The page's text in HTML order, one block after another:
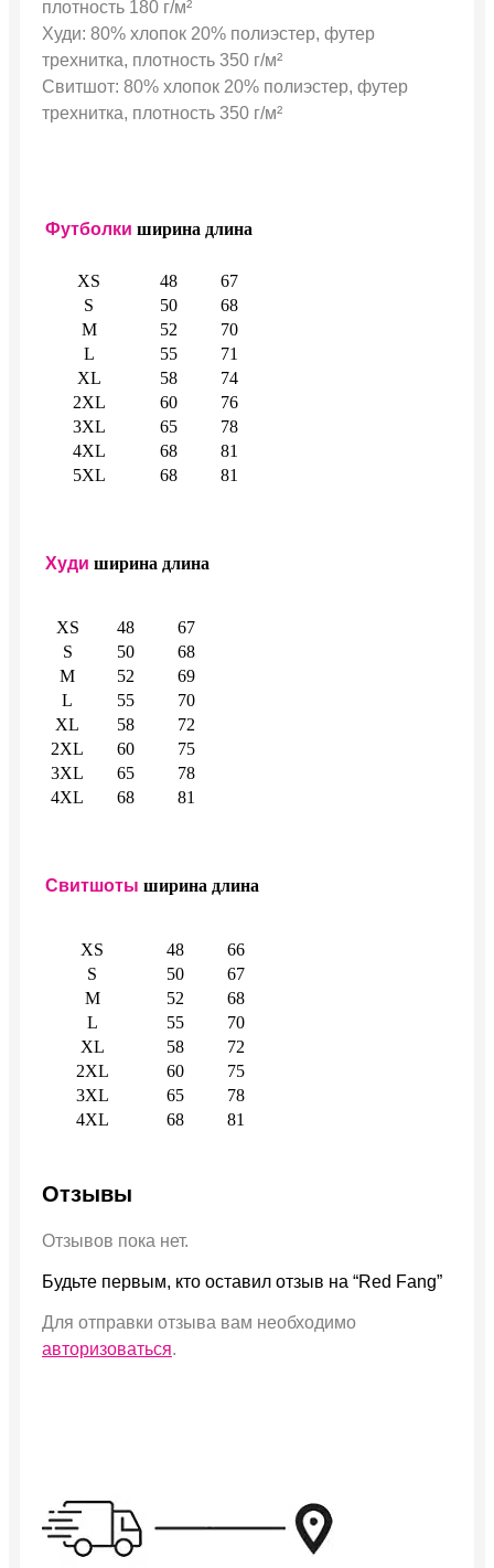
плотность 180 г/м²
Худи: 80% хлопок 20% полиэстер, футер
трехнитка, плотность 350 г/м²
Свитшот: 80% хлопок 20% полиэстер, футер
трехнитка, плотность 350 г/м²
Футболки ширина длина
XS 48
67
S
50
68
M
52
70
L
55
71
XL
58
74
2XL
60
76
3XL
65
78
4XL
68
81
5XL
68 81
Худи ширина длина
XS 48
67
S
50
68
M
52
69
L
55
70
XL
58
72
2XL
60
75
3XL
65
78
4XL
68 81
Свитшоты ширина длина
XS 48
66
S
50
67
M
52
68
L
55
70
XL
58
72
2XL
60
75
3XL
65
78
4XL
68 81
Отзывы
Отзывов пока нет.
Будьте первым, кто оставил отзыв на “Red Fang”
Для отправки отзыва вам необходимо
авторизоваться.